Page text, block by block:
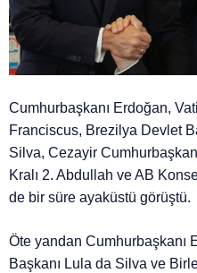
Cumhurbaşkanı Erdoğan,
Franciscus, Brezilya Devlet
Silva, Cezayir
Kralı 2. Abdullah ve AB
de bir süre ayaküstü görüştü.
Öte yandan Cumhurbaşkanı
Başkanı Lula da Silva ve